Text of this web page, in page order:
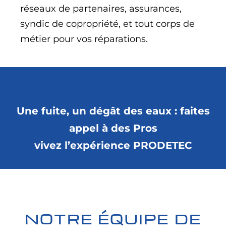
réseaux de partenaires, assurances,
syndic de copropriété, et tout corps de
métier pour vos réparations.
Une fuite, un dégât des eaux : faites
appel à des Pros
vivez l’expérience PRODETEC
NOTRE ÉQUIPE DE